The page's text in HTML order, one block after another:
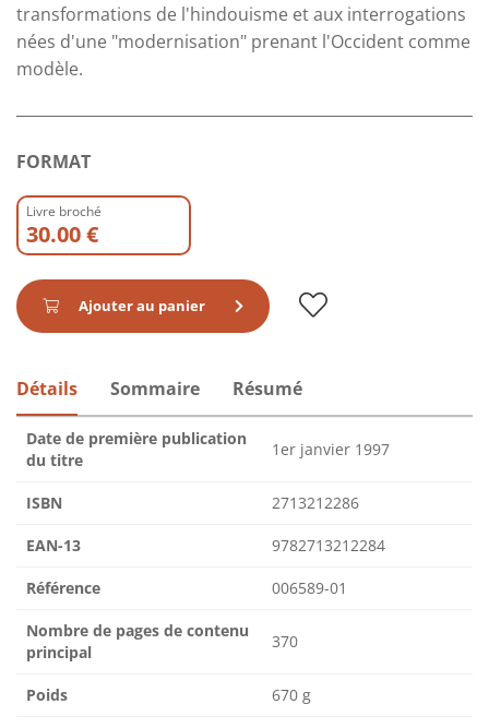
transformations de l'hindouisme et aux interrogations
nées d'une "modernisation" prenant l'Occident comme
modèle.
FORMAT
Livre broché
30.00 €
Ajouter au panier
Détails Sommaire Résumé
Date de première publication
du titre
1er janvier 1997
ISBN 2713212286
EAN-13 9782713212284
Référence 006589-01
Nombre de pages de contenu
principal
370
Poids 670 g